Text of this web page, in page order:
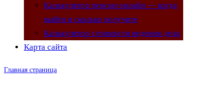
Калькулятор пенсии онлайн — когда
выйти и сколько получите
Калькулятор стоимости ведения дела
Карта сайта
Главная страница